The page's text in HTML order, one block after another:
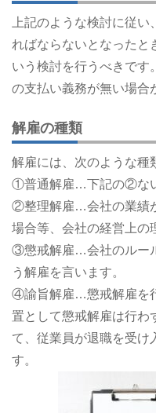
上記のような検討に従
ればならないとなったと
いう検討を行うべきです
の支払い義務が無い場合
解雇の種類
解雇には、次のような種
①普通解雇…下記の②な
②整理解雇…会社の業績
場合等、会社の経営上の
③懲戒解雇…会社のルー
う解雇を言います。
④諭旨解雇…懲戒解雇を
置として懲戒解雇は行わ
て、従業員が退職を受け
す。